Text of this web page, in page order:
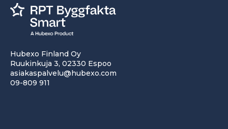
Hubexo Finland Oy
Ruukinkuja 3, 02330 Espoo
asiakaspalvelu@hubexo.com
09-809 911